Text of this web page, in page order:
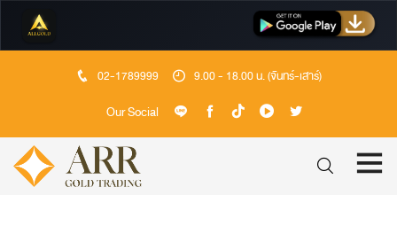
02-1789999 9.00 - 18.00 น. (จันทร์-เสาร์)
Our Social